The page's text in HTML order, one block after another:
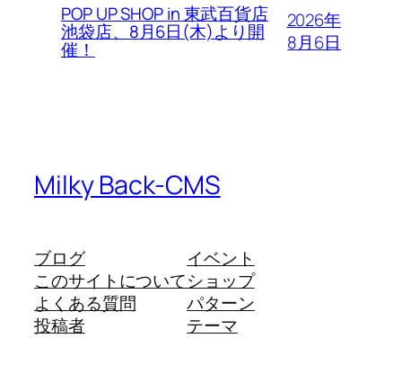
POP UP SHOP in 東武百貨店
池袋店、8月6日(木)より開
催！
2026年
8月6日
Milky Back-CMS
ブログ
このサイトについて
よくある質問
投稿者
イベント
ショップ
パターン
テーマ